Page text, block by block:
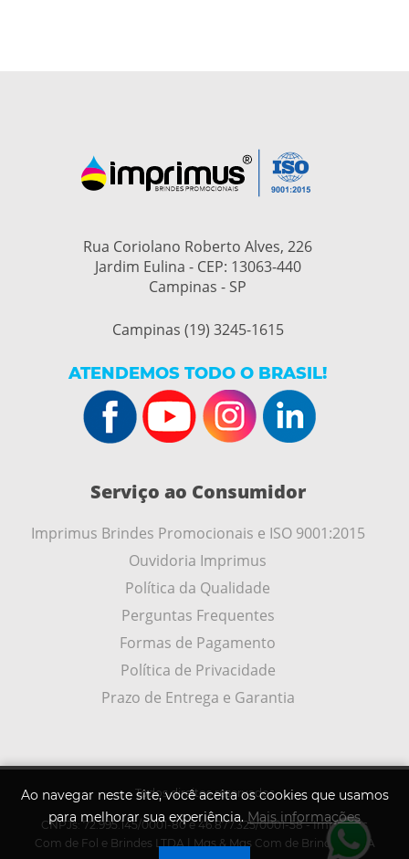
.
Ao navegar neste site, você aceita os cookies que usamos
para melhorar sua experiência.Mais informações
Rua Coriolano Roberto Alves, 226
Jardim Eulina - CEP: 13063-440
Campinas - SP
Campinas (19) 3245-1615
ATENDEMOS TODO O BRASIL!
Serviço ao Consumidor
Imprimus Brindes Promocionais e ISO 9001:2015
Ouvidoria Imprimus
Política da Qualidade
Perguntas Frequentes
Formas de Pagamento
Política de Privacidade
Prazo de Entrega e Garantia
Todos direitos reservados
CNPJs: 72.995.145/0001-80 e 46.877.325/0001-58 - Imprimus
Com de Fol e Brindes LTDA | Mqs & Mqs Com de Brindes LTDA